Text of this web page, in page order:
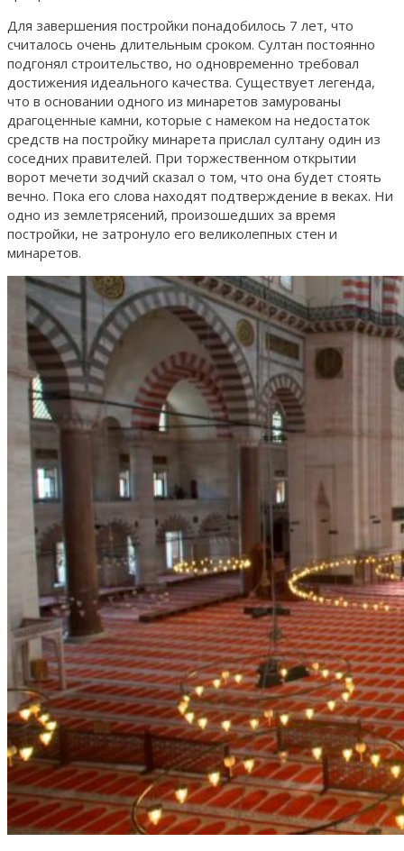
Для завершения постройки понадобилось 7 лет, что
считалось очень длительным сроком. Султан постоянно
подгонял строительство, но одновременно требовал
достижения идеального качества. Существует легенда,
что в основании одного из минаретов замурованы
драгоценные камни, которые с намеком на недостаток
средств на постройку минарета прислал султану один из
соседних правителей. При торжественном открытии
ворот мечети зодчий сказал о том, что она будет стоять
вечно. Пока его слова находят подтверждение в веках. Ни
одно из землетрясений, произошедших за время
постройки, не затронуло его великолепных стен и
минаретов.